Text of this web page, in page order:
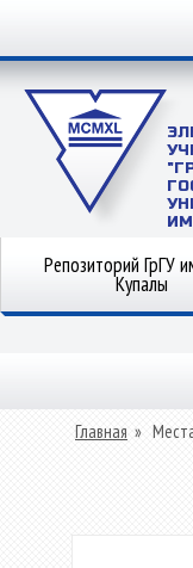
Репозиторий ГрГУ
Купалы
Главная »